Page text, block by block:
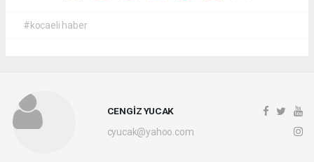
#kocaeli haber
CENGİZ YUCAK
cyucak@yahoo.com